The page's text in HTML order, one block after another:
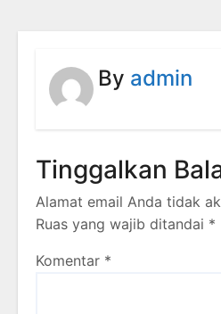
By admin
Tinggalkan
Alamat email Anda tidak
Ruas yang wajib ditandai *
Komentar *